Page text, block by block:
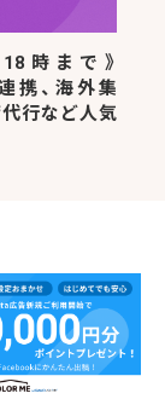
18時まで》
携、海外集
代行など人気